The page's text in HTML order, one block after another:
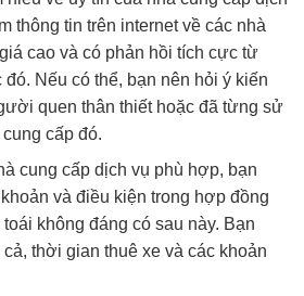
thông tin trên internet về các nhà
cao và có phản hồi tích cực từ
Nếu có thể, bạn nên hỏi ý kiến
quen thân thiết hoặc đã từng sử
cấp đó.
cung cấp dịch vụ phù hợp, bạn
và điều kiện trong hợp đồng
không đáng có sau này. Bạn
thời gian thuê xe và các khoản